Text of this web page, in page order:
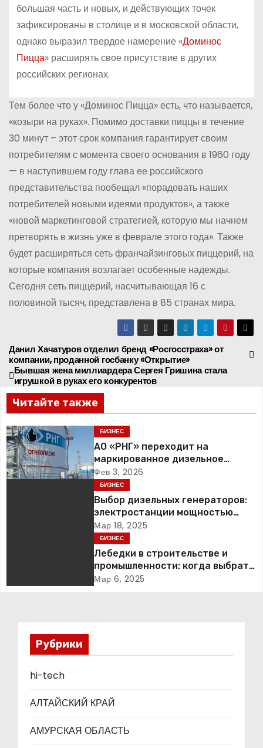
большая часть и новых, и действующих точек
зафиксированы в столице и в московской области,
однако выразил твердое намерение «Доминос
Пицца» расширять свое присутствие в других
российских регионах.
Тем более что у «Доминос Пицца» есть, что называется,
«козыри на руках». Помимо доставки пиццы в течение
30 минут – этот срок компания гарантирует своим
потребителям с момента своего основания в 1960 году
— в наступившем году глава ее российского
представительства пообещал «порадовать наших
потребителей новыми идеями продуктов», а также
«новой маркетинговой стратегией, которую мы начнем
претворять в жизнь уже в феврале этого года». Также
будет расширяться сеть франчайзинговых пиццерий, на
которые компания возлагает особенные надежды.
Сегодня сеть пиццерий, насчитывающая 16 с
половиной тысяч, представлена в 85 странах мира.
Н
а
в
и
г
а
Данил Хачатуров отделил бренд «Росгосстраха» от
компании, проданной госбанку «Открытие»
Бывшая жена миллиардера Сергея Гришина стала
игрушкой в руках его конкурентов
Читайте также
БИЗНЕС
АО «РНГ» переходит на
маркированное дизельное
топливо
Фев 3, 2026
БИЗНЕС
Выбор дизельных генераторов:
электростанции мощностью
2000 кВт и ДГУ
Мар 18, 2025
БИЗНЕС
Лебедки в строительстве и
промышленности: когда выбрать
электрическую, а когда ручную
Мар 6, 2025
Рубрики
hi-tech
АЛТАЙСКИЙ КРАЙ
АМУРСКАЯ ОБЛАСТЬ